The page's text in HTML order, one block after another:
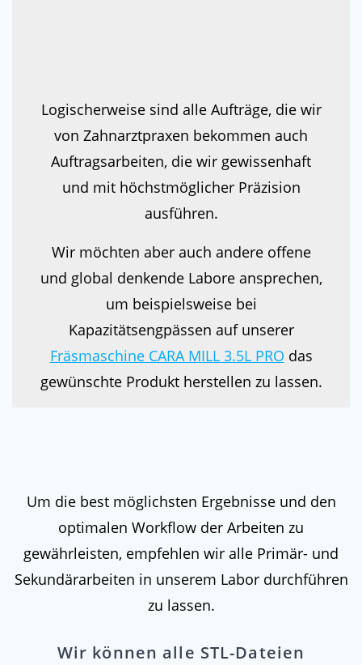
Logischerweise sind alle Aufträge, die wir
von Zahnarztpraxen bekommen auch
Auftragsarbeiten, die wir gewissenhaft
und mit höchstmöglicher Präzision
ausführen.
Wir möchten aber auch andere offene
und global denkende Labore ansprechen,
um beispielsweise bei
Kapazitätsengpässen auf unserer
Fräsmaschine CARA MILL 3.5L PRO das
gewünschte Produkt herstellen zu lassen.
Um die best möglichsten Ergebnisse und den
optimalen Workflow der Arbeiten zu
gewährleisten, empfehlen wir alle Primär- und
Sekundärarbeiten in unserem Labor durchführen
zu lassen.
Wir können alle STL-Dateien